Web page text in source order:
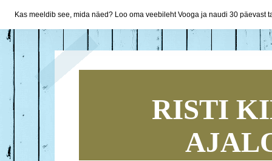
RISTI
Kas meeldib see, mida näed? Loo oma veebileht Vooga ja naudi 30 päevast